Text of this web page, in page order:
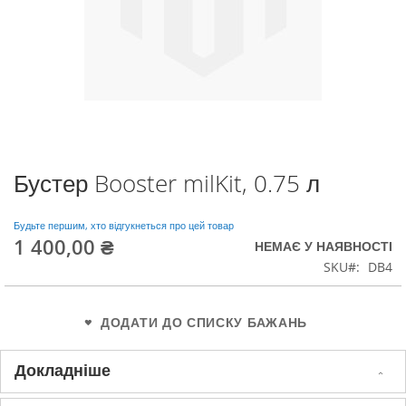
Перейти
до
галереї
зображень
Бустер Booster milKit, 0.75 л
Будьте першим, хто відгукнеться про цей товар
1 400,00 ₴
НЕМАЄ У НАЯВНОСТІ
SKU
DB4
ДОДАТИ ДО СПИСКУ БАЖАНЬ
Докладніше